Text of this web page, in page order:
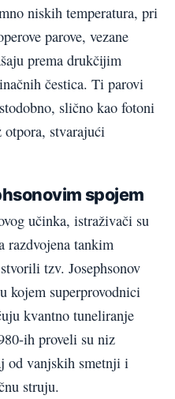
niskih temperatura, pri
parove, vezane
prema drukčijim
čestica. Ti parovi
slično kao fotoni
stvarajući
spojem
učinka, istraživači su
razdvojena tankim
tzv. Josephsonov
kojem superprovodnici
kvantno tuneliranje
ih proveli su niz
od vanjskih smetnji i
struju.